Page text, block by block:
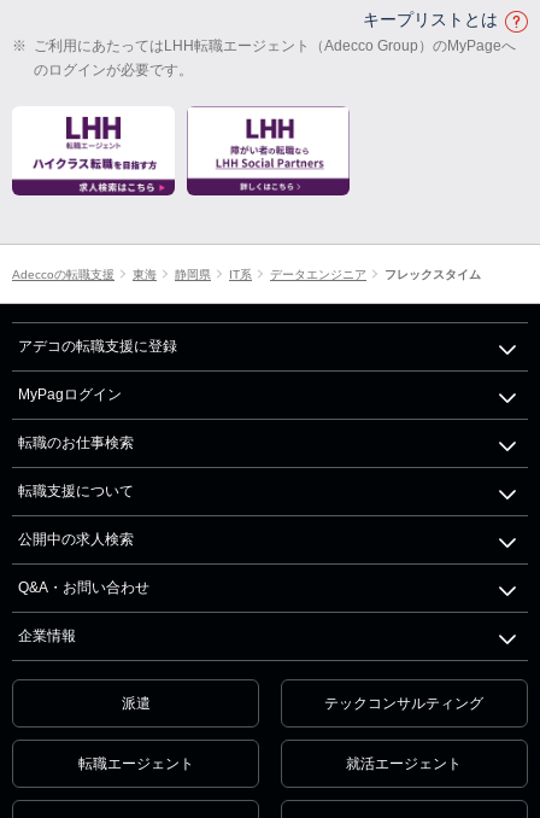
キープリストとは
※ ご利用にあたってはLHH転職エージェント（Adecco Group）のMyPageへ
のログインが必要です。
Adeccoの転職支援 東海 静岡県 IT系 データエンジニア フレックスタイム
アデコの転職支援に登録
MyPagログイン
転職のお仕事検索
転職支援について
公開中の求人検索
Q&A・お問い合わせ
企業情報
派遣 テックコンサルティング
転職エージェント 就活エージェント